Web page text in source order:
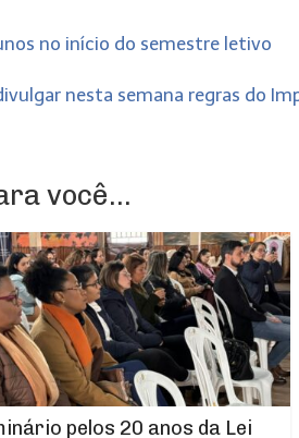
no início do semestre letivo
nesta semana regras do
você...
pelos 20 anos da Lei